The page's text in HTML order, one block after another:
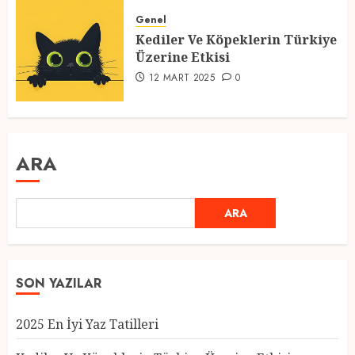
Genel
Kediler Ve Köpeklerin Türkiye
Üzerine Etkisi
12 MART 2025 0
ARA
ARA
SON YAZILAR
2025 En İyi Yaz Tatilleri